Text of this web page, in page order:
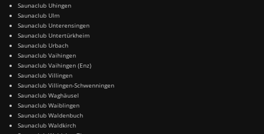
Saunaclub Uhingen
Saunaclub Ulm
Saunaclub Unterensingen
Saunaclub Untertürkheim
Saunaclub Urbach
Saunaclub Vaihingen
Saunaclub Vaihingen (Enz)
Saunaclub Villingen
Saunaclub Villingen-Schwenningen
Saunaclub Waghäusel
Saunaclub Waiblingen
Saunaclub Waldenbuch
Saunaclub Waldkirch